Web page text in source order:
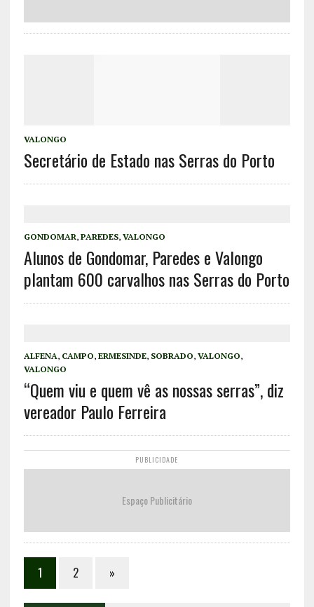
VALONGO
Secretário de Estado nas Serras do Porto
GONDOMAR, PAREDES, VALONGO
Alunos de Gondomar, Paredes e Valongo
plantam 600 carvalhos nas Serras do Porto
ALFENA, CAMPO, ERMESINDE, SOBRADO, VALONGO,
VALONGO
“Quem viu e quem vê as nossas serras”, diz
vereador Paulo Ferreira
PUBLICIDADE
Espaço Publicitário
1 2 »